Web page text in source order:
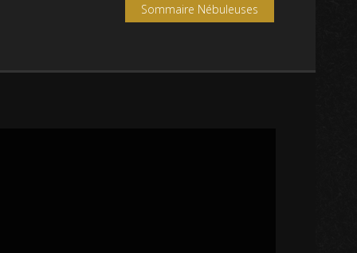
Sommaire Nébuleuses